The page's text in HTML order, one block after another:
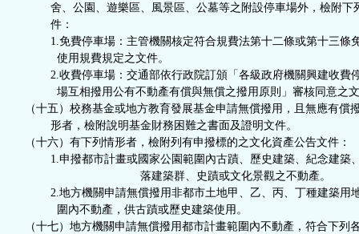
舍、公園、遊樂區、風景區、公墓等之附設停車場外，檢附下
件：
1.免費停車場：主管機關核定符合規費法第十二條或第十三條
使用規費規定之文件。
2.收費停車場：交通部依行政院訂頒「各級政府機關興建收費
場互相撥用公有不動產有償與無償之撥用原則」審核同意之
（十五）校務基金或地方教育發展基金申請無償撥用，且無應有償
形者，檢附說明基金財務困難之書面及證明文件。
（十六）有下列情形者，檢附列有申撥標的之文化資產公告文件：
1.申撥都市計畫或國家公園範圍內古蹟、歷史建築、紀念建築
落建築群、史蹟或文化景觀之不動產。
2.地方機關申請無償撥用非都市土地甲、乙、丙、丁種建築用
圍內不動產，供古蹟或歷史建築使用。
（十七）地方機關申請無償撥用都市計畫範圍內不動產，符合下列